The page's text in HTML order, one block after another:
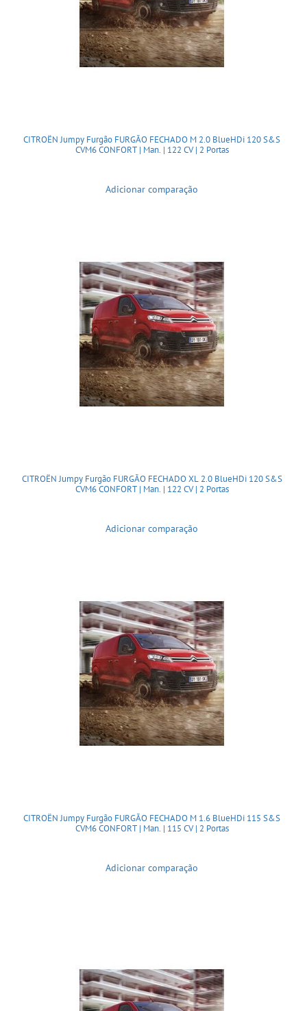
CITROËN Jumpy Furgão FURGÃO FECHADO M 2.0 BlueHDi 120 S&S
CVM6 CONFORT | Man. | 122 CV | 2 Portas
Adicionar comparação
CITROËN Jumpy Furgão FURGÃO FECHADO XL 2.0 BlueHDi 120 S&S
CVM6 CONFORT | Man. | 122 CV | 2 Portas
Adicionar comparação
CITROËN Jumpy Furgão FURGÃO FECHADO M 1.6 BlueHDi 115 S&S
CVM6 CONFORT | Man. | 115 CV | 2 Portas
Adicionar comparação